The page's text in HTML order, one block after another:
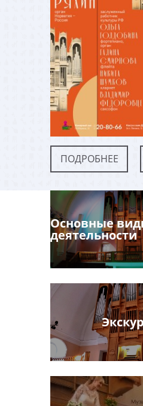
ПОДРОБНЕЕ
Основные
деятельности